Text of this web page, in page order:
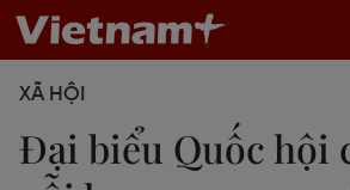
XÃ HỘI
Đại biểu Quốc hội